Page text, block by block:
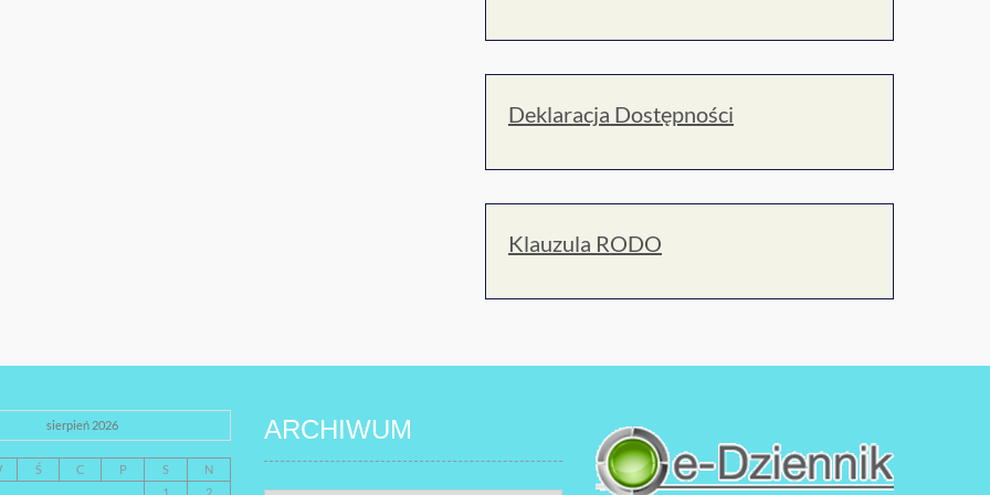
Deklaracja Dostępności
Klauzula RODO
sierpień 2026
Ś C P S
N
ARCHIWUM